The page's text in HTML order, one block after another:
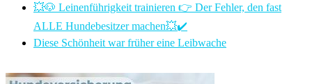
💥🐶 Leinenführigkeit trainieren 👉 Der Fehler, den fast
ALLE Hundebesitzer machen💥✔️
Diese Schönheit war früher eine Leibwache